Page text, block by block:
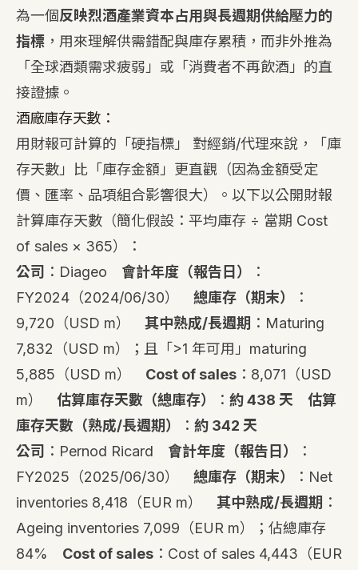
為一個反映烈酒產業資本占用與長週期供給壓力的
指標 ，用來理解供需錯配與庫存累積，而非外推為
「全球酒類需求疲弱」或「消費者不再飲酒」的直
接證據。
酒廠庫存天數：
用財報可計算的「硬指標」 對經銷/代理來說，「庫
存天數」比「庫存金額」更直觀（因為金額受定
價、匯率、品項組合影響很大）。以下以公開財報
計算庫存天數（簡化假設：平均庫存 ÷ 當期 Cost
of sales × 365）：
公司 ：Diageo 會計年度（報告日）
：
FY2024（2024/06/30） 總庫存（期末）
：
9,720（USD m） 其中熟成/長週期 ：Maturing
7,832（USD m）；且「>1 年可用」maturing
5,885（USD m） Cost of sales ：8,071（USD
m） 估算庫存天數（總庫存） ： 約 438 天
估算
庫存天數（熟成/長週期）
： 約 342 天
公司 ：Pernod Ricard 會計年度（報告日）
：
FY2025（2025/06/30） 總庫存（期末）
：Net
inventories 8,418（EUR m） 其中熟成/長週期 ：
Ageing inventories 7,099（EUR m）；佔總庫存
84% Cost of sales ：Cost of sales 4,443（EUR